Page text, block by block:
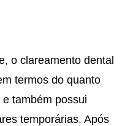
o clareamento dental
termos do quanto
também possui
temporárias. Após